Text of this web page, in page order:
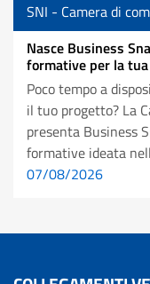
SNI - Camera di
Nasce Business
formative per la
Poco tempo a
il tuo progetto? La
presenta Business
formative ideata
07/08/2026